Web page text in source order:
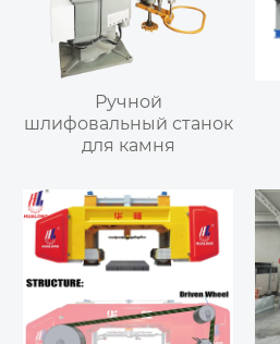
Ручной
шлифовальный станок
для камня